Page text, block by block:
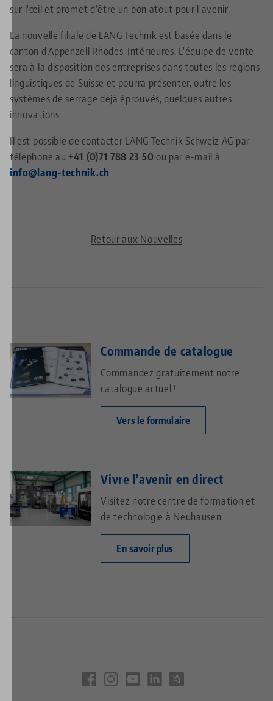
sur l'œil et promet d'être un bon atout pour l'avenir.
La nouvelle filiale de LANG Technik est basée dans le
canton d'Appenzell Rhodes-Intérieures. L'équipe de vente
sera à la disposition des entreprises dans toutes les régions
linguistiques de Suisse et pourra présenter, outre les
systèmes de serrage déjà éprouvés, quelques autres
innovations.
Il est possible de contacter LANG Technik Schweiz AG par
téléphone au+41 (0)71 788 23 50 ou par e-mail à
info@lang-technik.ch
Retour aux Nouvelles
Commande de catalogue
Commandez gratuitement notre
catalogue actuel !
Vers le formulaire
Vivre l'avenir en direct
Visitez notre centre de formation et
de technologie à Neuhausen.
En savoir plus